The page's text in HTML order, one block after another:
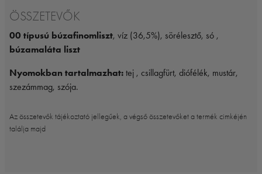
ÖSSZETEVŐK
00 típusú búzafinomliszt, víz (36,5%), sörélesztő, só ,
búzamaláta liszt
Nyomokban tartalmazhat: tej , csillagfürt, diófélék, mustár,
szezámmag, szója.
Az összetevők tájékoztató jellegűek, a végső összetevőket a termék cimkéjén
találja majd